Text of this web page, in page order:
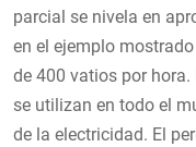
parcial se nivela en
en el ejemplo
de 400 vatios por
se utilizan en todo el
de la electricidad. El